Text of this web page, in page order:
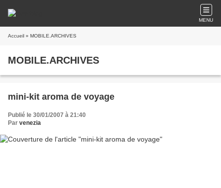
MENU
Accueil » MOBILE.ARCHIVES
MOBILE.ARCHIVES
mini-kit aroma de voyage
Publié le 30/01/2007 à 21:40
Par venezia